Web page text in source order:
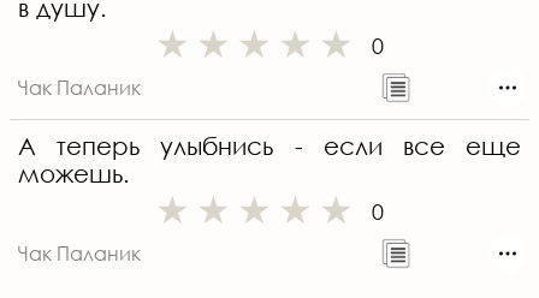
в душу.
0
Чак Паланик
А теперь улыбнись - если все еще
можешь.
0
Чак Паланик